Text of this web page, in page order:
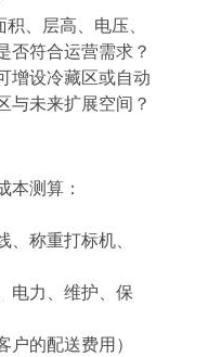
否符合运营需求？
增设冷藏区或自动
与未来扩展空间？
本测算：
称重打标机、
电力、维护、保
的配送费用）